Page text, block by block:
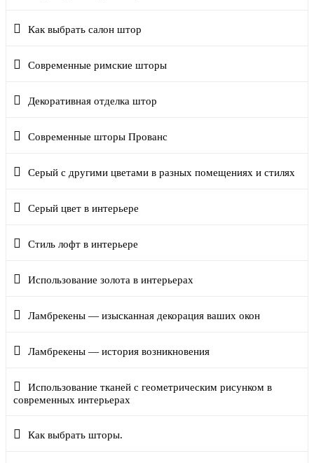
Как выбрать салон штор
Современные римские шторы
Декоративная отделка штор
Современные шторы Прованс
Серый с другими цветами в разных помещениях и стилях
Серый цвет в интерьере
Стиль лофт в интерьере
Использование золота в интерьерах
Ламбрекены — изысканная декорация ваших окон
Ламбрекены — история возникновения
Использование тканей с геометрическим рисунком в
современных интерьерах
Как выбрать шторы.